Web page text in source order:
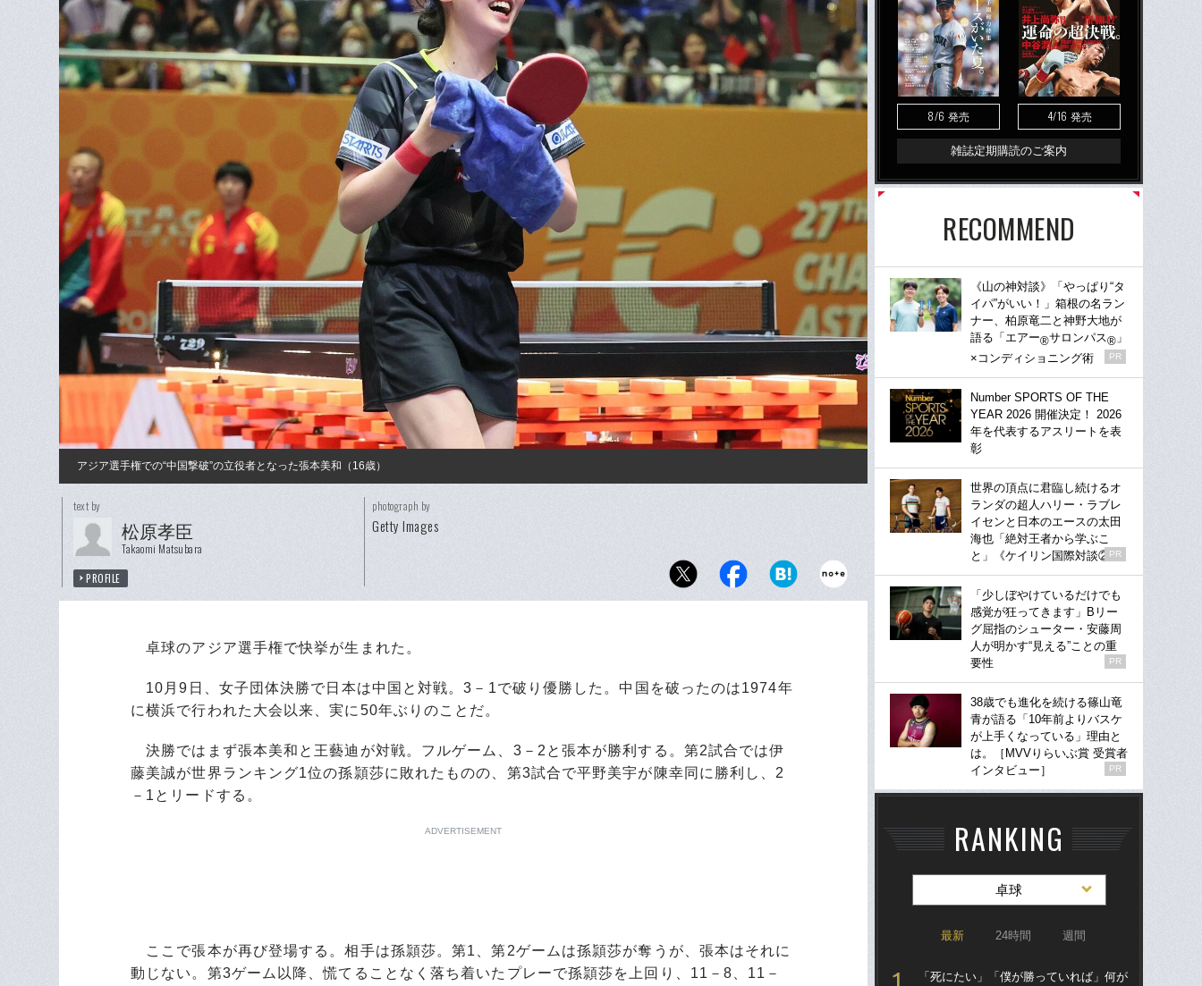
アジア選手権での“中国撃破”の立役者となった張本美和（16歳）
text by
松原孝臣
Takaomi Matsubara
PROFILE
photograph by
Getty Images
卓球のアジア選手権で快挙が生まれた。
10月9日、女子団体決勝で日本は中国と対戦。3－1で破り優勝した。中国を破ったのは1974年
に横浜で行われた大会以来、実に50年ぶりのことだ。
決勝ではまず張本美和と王藝迪が対戦。フルゲーム、3－2と張本が勝利する。第2試合では伊
藤美誠が世界ランキング1位の孫頴莎に敗れたものの、第3試合で平野美宇が陳幸同に勝利し、2
－1とリードする。
ADVERTISEMENT
ここで張本が再び登場する。相手は孫頴莎。第1、第2ゲームは孫頴莎が奪うが、張本はそれに
動じない。第3ゲーム以降、慌てることなく落ち着いたプレーで孫頴莎を上回り、11－8、11－
8/6 発売 4/16 発売
雑誌定期購読のご案内
RECOMMEND
《山の神対談》「やっぱり“タ
イパ”がいい！」箱根の名ラン
ナー、柏原竜二と神野大地が
語る「エアー®サロンパス® 」
×コンディショニング術
PR
Number SPORTS OF THE
YEAR 2026 開催決定！ 2026
年を代表するアスリートを表
彰
世界の頂点に君臨し続けるオ
ランダの超人ハリー・ラブレ
イセンと日本のエースの太田
海也「絶対王者から学ぶこ
と」《ケイリン国際対談②》
PR
「少しぼやけているだけでも
感覚が狂ってきます」Bリー
グ屈指のシューター・安藤周
人が明かす“見える”ことの重
要性
PR
38歳でも進化を続ける篠山竜
青が語る「10年前よりバスケ
が上手くなっている」理由と
は。［MVVりらいぶ賞 受賞者
インタビュー］
PR
RANKING
卓球
最新 24時間 週間
「死にたい」「僕が勝っていれば」何が